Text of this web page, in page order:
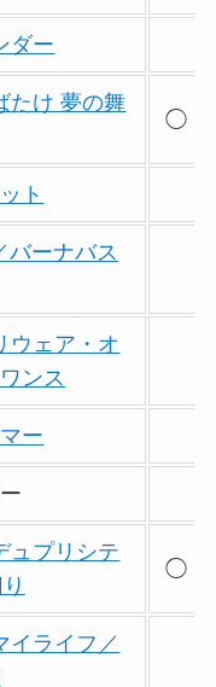
ダー
たけ 夢の舞
◯
ト
バーナバス
ウェア・オ
ンス
ー
ュプリシテ
◯
イライフ／